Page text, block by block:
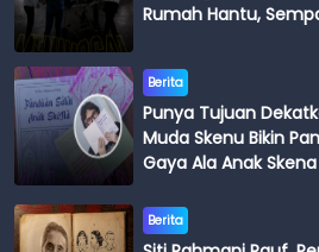
Rumah Hantu,
Berita
Punya Tujuan
Muda Skenu Bikin
Gaya Ala Anak Skena
Berita